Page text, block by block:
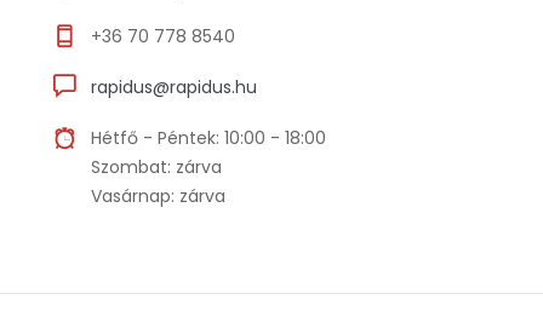
+36 70 778 8540
rapidus@rapidus.hu
Hétfő - Péntek: 10:00 - 18:00
Szombat: zárva
Vasárnap: zárva